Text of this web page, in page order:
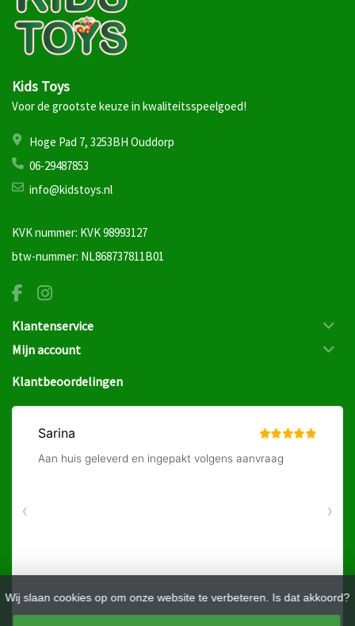
Wij slaan cookies op om onze website te verbeteren. Is dat akkoord?
Kids Toys
Voor de grootste keuze in kwaliteitsspeelgoed!
Hoge Pad 7, 3253BH Ouddorp
06-29487853
info@kidstoys.nl
KVK nummer: KVK 98993127
btw-nummer: NL868737811B01
Klantenservice
Mijn account
Klantbeoordelingen